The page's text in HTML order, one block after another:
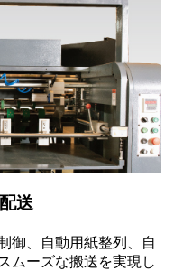
送
御、自動用紙整列、自
ムーズな搬送を実現し